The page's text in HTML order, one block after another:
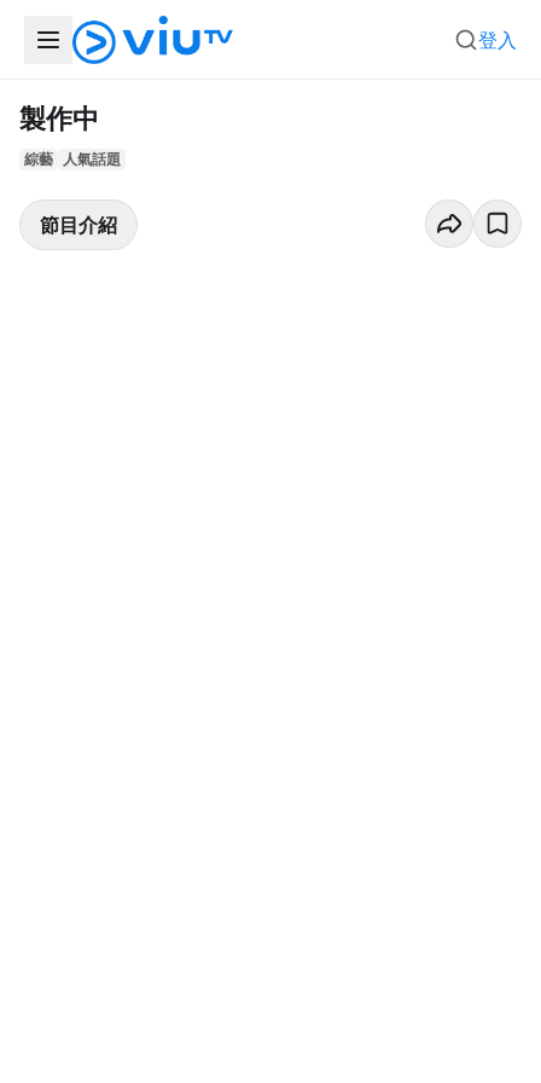
登入
製作中
綜藝 人氣話題
節目介紹